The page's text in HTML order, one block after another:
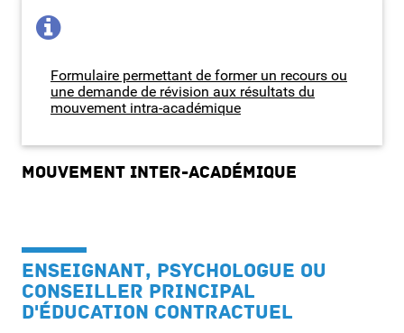
Formulaire permettant de former un recours ou
une demande de révision aux résultats du
mouvement intra-académique
Mouvement inter-académique
ENSEIGNANT, PSYCHOLOGUE OU
CONSEILLER PRINCIPAL
D'ÉDUCATION CONTRACTUEL